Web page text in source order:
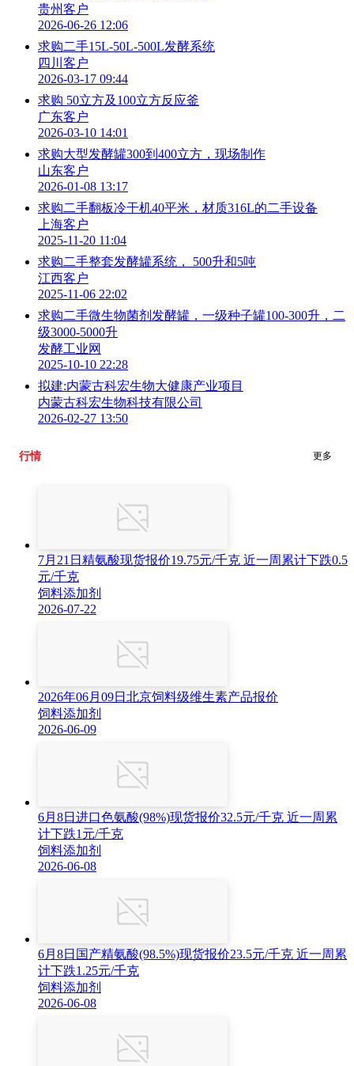
贵州客户
2026-06-26 12:06
求购二手15L-50L-500L发酵系统
四川客户
2026-03-17 09:44
求购 50立方及100立方反应釜
广东客户
2026-03-10 14:01
求购大型发酵罐300到400立方，现场制作
山东客户
2026-01-08 13:17
求购二手翻板冷干机40平米，材质316L的二手设备
上海客户
2025-11-20 11:04
求购二手整套发酵罐系统， 500升和5吨
江西客户
2025-11-06 22:02
求购二手微生物菌剂发酵罐，一级种子罐100-300升，二
级3000-5000升
发酵工业网
2025-10-10 22:28
拟建:内蒙古科宏生物大健康产业项目
内蒙古科宏生物科技有限公司
2026-02-27 13:50
行情 更多
7月21日精氨酸现货报价19.75元/千克 近一周累计下跌0.5
元/千克
饲料添加剂
2026-07-22
2026年06月09日北京饲料级维生素产品报价
饲料添加剂
2026-06-09
6月8日进口色氨酸(98%)现货报价32.5元/千克 近一周累
计下跌1元/千克
饲料添加剂
2026-06-08
6月8日国产精氨酸(98.5%)现货报价23.5元/千克 近一周累
计下跌1.25元/千克
饲料添加剂
2026-06-08